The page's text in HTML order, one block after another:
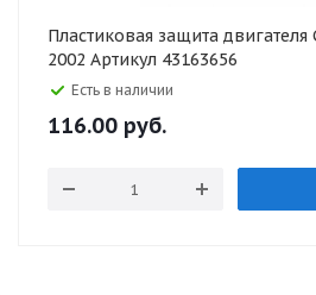
Пластиковая защита
2002 Артикул 43163656
Есть в наличии
116.00 руб.